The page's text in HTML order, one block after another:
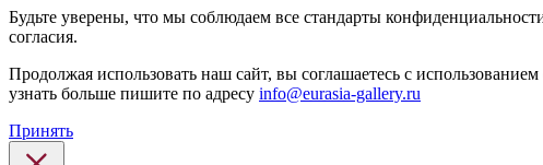
Будьте уверены, что мы соблюдаем все стандарты
согласия.
Продолжая использовать наш сайт, вы соглашаетесь с
узнать больше пишите по адресу info@eurasia-gallery.ru
Принять